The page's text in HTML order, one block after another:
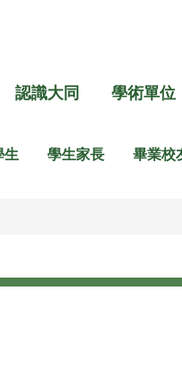
認識大同 學術單位
生 學生家長 畢業校